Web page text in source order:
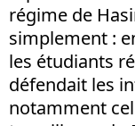
régime de
simplement :
les étudiants
défendait les
notamment